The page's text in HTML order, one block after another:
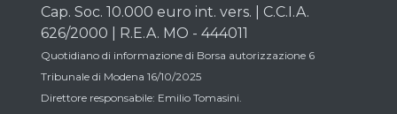
Cap. Soc. 10.000 euro int. vers. | C.C.I.A.
626/2000 | R.E.A. MO - 444011
Quotidiano di informazione di Borsa autorizzazione 6
Tribunale di Modena 16/10/2025
Direttore responsabile: Emilio Tomasini.